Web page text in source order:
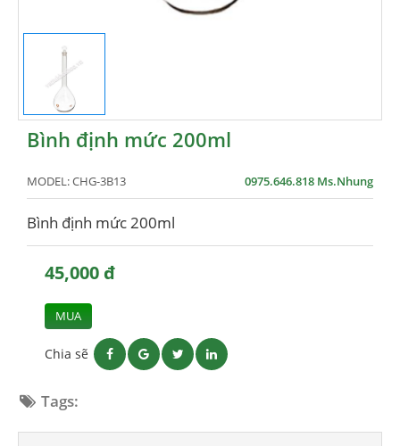
Bình định mức 200ml
MODEL:CHG-3B13 0975.646.818 Ms.Nhung
Bình định mức 200ml
45,000 đ
MUA
Chia sẽ
Tags: